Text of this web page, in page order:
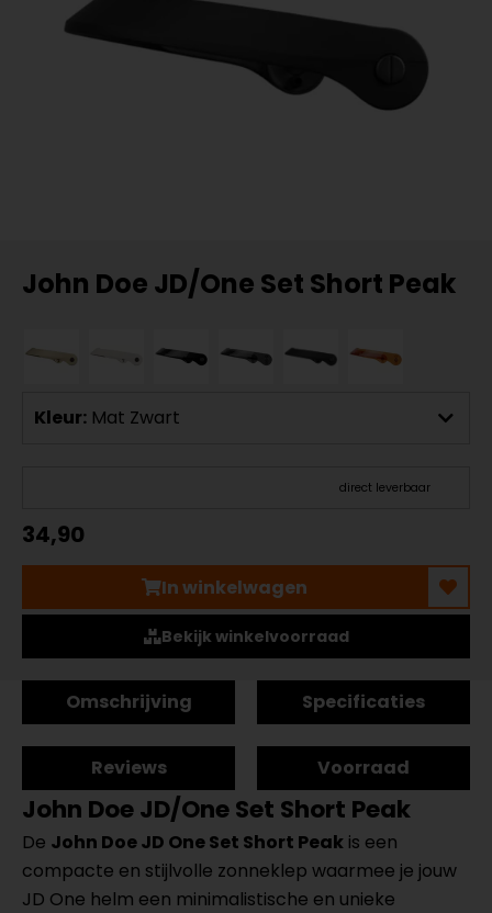
John Doe JD/One Set Short Peak
Kleur: Mat Zwart
direct leverbaar
34,90
In winkelwagen
Bekijk winkelvoorraad
Omschrijving Specificaties
Reviews Voorraad
John Doe JD/One Set Short Peak
De John Doe JD One Set Short Peak is een
compacte en stijlvolle zonneklep waarmee je jouw
JD One helm een minimalistische en unieke